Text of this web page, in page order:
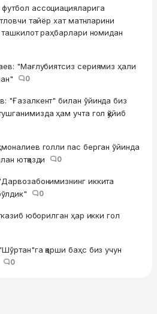
ассоциацияларига
тайёр хат матнларини
раҳбарлари номидан
"Мағлубиятсиз сериямиз ҳали
0
"Ғазалкент" билан ўйинда биз
ҳам учта гол қўйиб
голли пас берган ўйинда
ютқазди
0
иккита
0
юборилган ҳар икки гол
қарши баҳс биз учун
0